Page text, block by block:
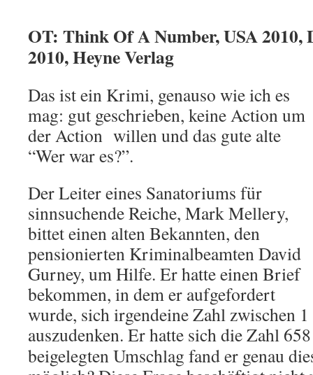
OT: Think Of A Number, USA 2010,
2010, Heyne Verlag
Das ist ein Krimi, genauso wie ich es
mag: gut geschrieben, keine Action um
der Action willen und das gute alte
“Wer war es?”.
Der Leiter eines Sanatoriums für
sinnsuchende Reiche, Mark Mellery,
bittet einen alten Bekannten, den
pensionierten Kriminalbeamten David
Gurney, um Hilfe. Er hatte einen Brief
bekommen, in dem er aufgefordert
wurde, sich irgendeine Zahl zwischen
auszudenken. Er hatte sich die Zahl
beigelegten Umschlag fand er genau